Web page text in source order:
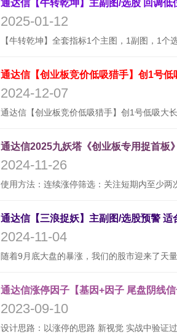
2025-01-12
通达信【创业板竞价低吸猎手】创1号
2024-12-07
通达信2025九妖塔《创业板专用捉首板
2024-11-26
2024-11-04
通达信涨停因子【基因+因子 尾盘阴线
2023-09-10